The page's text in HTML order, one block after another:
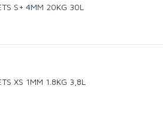
S+ 4MM 20KG 30L
XS 1MM 1.8KG 3,8L